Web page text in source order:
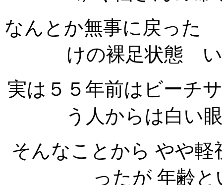
なんとか無事に戻った
けの裸足状態
実は５５年前はビーチ
う人からは白い
そんなことから やや
ったが 年齢